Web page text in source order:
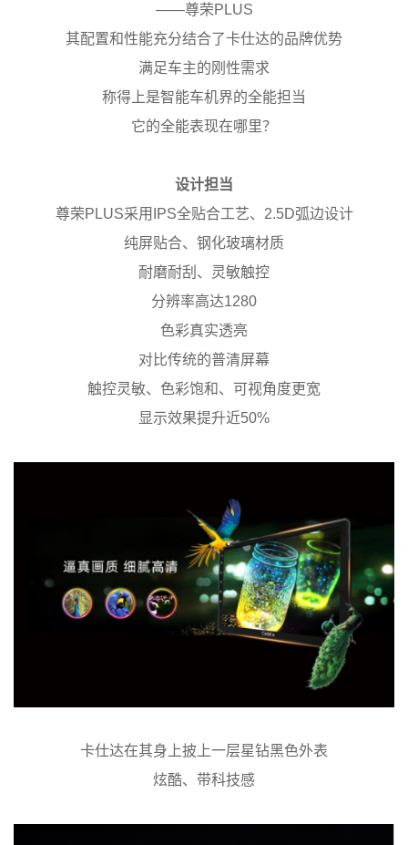
——尊荣PLUS
其配置和性能充分结合了卡仕达的品牌优势
满足车主的刚性需求
称得上是智能车机界的全能担当
它的全能表现在哪里？
设计担当
尊荣PLUS采用IPS全贴合工艺、2.5D弧边设计
纯屏贴合、钢化玻璃材质
耐磨耐刮、灵敏触控
分辨率高达1280
色彩真实透亮
对比传统的普清屏幕
触控灵敏、色彩饱和、可视角度更宽
显示效果提升近50%
卡仕达在其身上披上一层星钻黑色外表
炫酷、带科技感